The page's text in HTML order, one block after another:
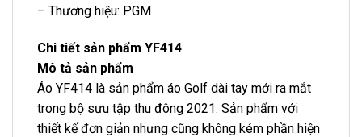
– Thương hiệu: PGM
Chi tiết sản phẩm YF414
Mô tả sản phẩm
Áo YF414 là sản phẩm áo Golf dài tay mới ra mắt
trong bộ sưu tập thu đông 2021. Sản phẩm với
thiết kế đơn giản nhưng cũng không kém phần hiện